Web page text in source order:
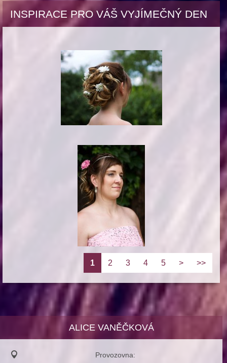
INSPIRACE PRO VÁŠ VYJÍMEČNÝ DEN
1 2 3 4 5 > >>
ALICE VANĚČKOVÁ
Provozovna: